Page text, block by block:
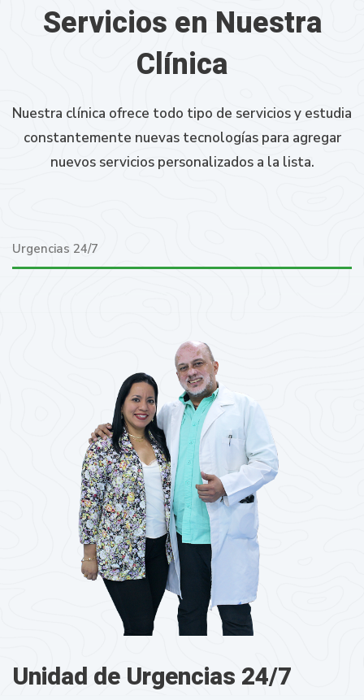
Servicios en Nuestra
Clínica
Nuestra clínica ofrece todo tipo de servicios y estudia
constantemente nuevas tecnologías para agregar
nuevos servicios personalizados a la lista.
Urgencias 24/7
Unidad de Urgencias 24/7